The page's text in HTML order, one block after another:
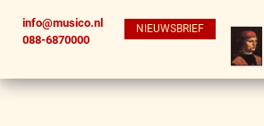
info@musico.nl
088-6870000
NIEUWSBRIEF